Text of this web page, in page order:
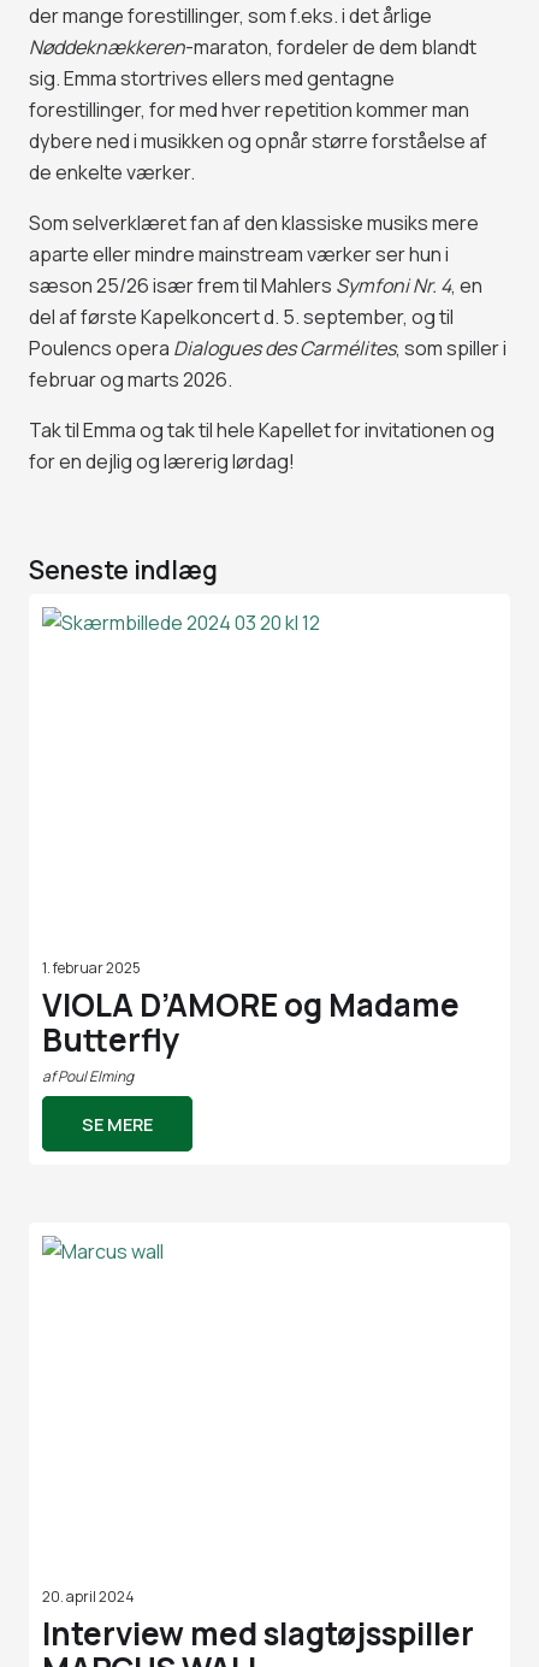
der mange forestillinger, som f.eks. i det årlige
Nøddeknækkeren-maraton, fordeler de dem blandt
sig. Emma stortrives ellers med gentagne
forestillinger, for med hver repetition kommer man
dybere ned i musikken og opnår større forståelse af
de enkelte værker.
Som selverklæret fan af den klassiske musiks mere
aparte eller mindre mainstream værker ser hun i
sæson 25/26 især frem til Mahlers Symfoni Nr. 4, en
del af første Kapelkoncert d. 5. september, og til
Poulencs opera Dialogues des Carmélites, som spiller i
februar og marts 2026.
Tak til Emma og tak til hele Kapellet for invitationen og
for en dejlig og lærerig lørdag!
Seneste indlæg
1. februar 2025
VIOLA D’AMORE og Madame
Butterfly
afPoul Elming
SE MERE
20. april 2024
Interview med slagtøjsspiller